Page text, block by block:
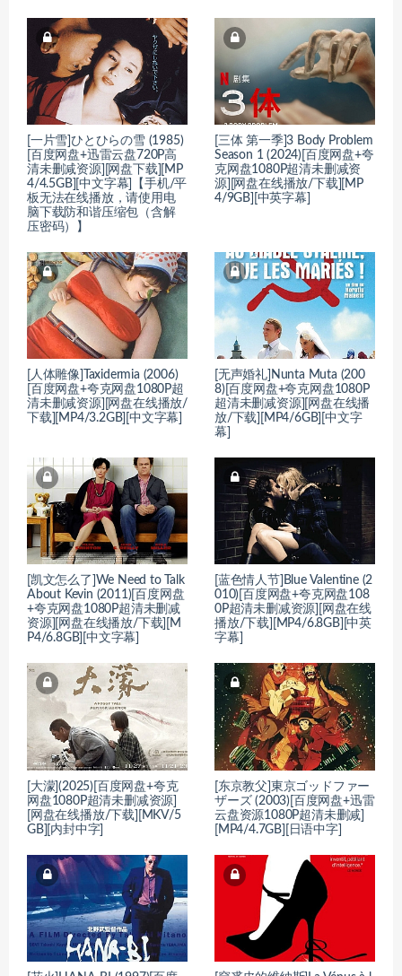
[一片雪]ひとひらの雪 (1985)
[百度网盘+迅雷云盘720P高
清未删减资源][网盘下载][MP
4/4.5GB][中文字幕]【手机/平
板无法在线播放，请使用电
脑下载防和谐压缩包（含解
压密码）】
[三体 第一季]3 Body Problem
Season 1 (2024)[百度网盘+夸
克网盘1080P超清未删减资
源][网盘在线播放/下载][MP
4/9GB][中英字幕]
[人体雕像]Taxidermia (2006)
[百度网盘+夸克网盘1080P超
清未删减资源][网盘在线播放/
下载][MP4/3.2GB][中文字幕]
[无声婚礼]Nunta Muta (200
8)[百度网盘+夸克网盘1080P
超清未删减资源][网盘在线播
放/下载][MP4/6GB][中文字
幕]
[凯文怎么了]We Need to Talk
About Kevin (2011)[百度网盘
+夸克网盘1080P超清未删减
资源][网盘在线播放/下载][M
P4/6.8GB][中文字幕]
[蓝色情人节]Blue Valentine (2
010)[百度网盘+夸克网盘108
0P超清未删减资源][网盘在线
播放/下载][MP4/6.8GB][中英
字幕]
[大濛](2025)[百度网盘+夸克
网盘1080P超清未删减资源]
[网盘在线播放/下载][MKV/5
GB][内封中字]
[东京教父]東京ゴッドファー
ザーズ (2003)[百度网盘+迅雷
云盘资源1080P超清未删减]
[MP4/4.7GB][日语中字]